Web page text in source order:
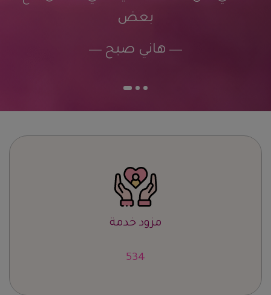
بعض
هاني صبح
مزود خدمة
673